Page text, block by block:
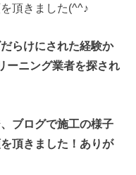
頂きました(^^♪
らけにされた経験か
ーニング業者を探され
ブログで施工の様子
頂きました！ありが